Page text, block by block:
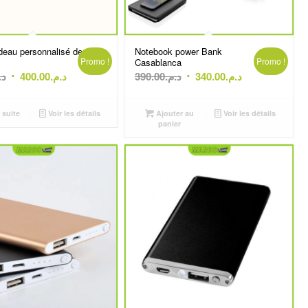
personnalisé de
Le
initial
د.م.450.00.
د.م.400.00
Le
actuel
د.م.400.00.
Promo !
suite Voir les détails
Notebook power Bank
Casablanca
د.م.390.00
Le
initial
د.م.390.00.
د.م.340.00
Le
actuel
د.م.340.00.
Promo !
Ajouter au
panier
Voir les détails